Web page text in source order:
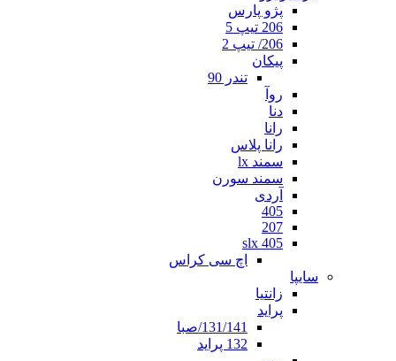
پژو پارس
206 تیپ 5
206/ تیپ 2
پیکان
تندر 90
روآ
دنا
رانا
رانا پلاس
سمند lx
سمند سورن
آردی
405
207
405 slx
اچ سی کراس
سایپا
زانتیا
پراید
131/141/صبا
132 پراید